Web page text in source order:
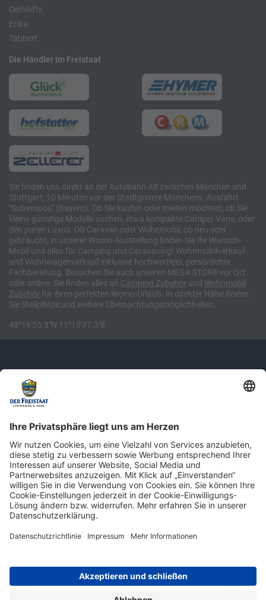
Dethleffs
Eriba
Tabbert
Die Händler im Freistaat
Sie finden uns direkt an der Autobahn A8 zwischen München und
Stuttgart, 10 Minuten vor der Stadtgrenze Münchens, Ausfahrt
"Sulzemoos" (Bayern). Ob Sie kaufen oder mieten möchten, ob Sie
kleine günstige Modelle suchen, etwa kompakte Camper Vans, oder
den puren Luxus. Ob Caravan oder Wohnmobil, ob neu oder
gebraucht, in unserer Womo-Ausstellung finden Sie Ihr Wunsch-
Mobil und alles für Camping und Caravaning! Wohnmobilverkauf
und Wohnwagenverkauf inklusive hochwertiger, persönlicher
Fachberatung. Besuchen Sie auch unseren MEGA STORE vor Ort
oder online. Sie finden alles an Camping Zubehör und Wohnmobil
Zubehör für ihren perfekten Womo-Urlaub. In direkter Nähe finden
Sie Stellplätze und weitere Übernachtungsmöglichkeiten.
48°16'55.3"N 11°15'37.3"E
Newsletter: Jetzt auf
shop.derfreistaat.de anmelden und
einen 5€ Gutschein für unseren Online-
Shop erhalten!*
Impressum Datenschutz Barrierefreiheit